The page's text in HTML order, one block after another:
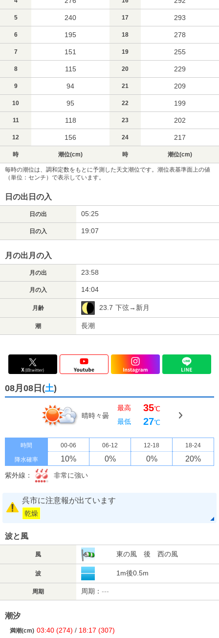
5 240 17 293
6 195 18 278
7 151 19 255
8 115 20 229
9 94 21 209
10 95 22 199
11 118 23 202
12 156 24 217
時 潮位(cm) 時 潮位(cm)
毎時の潮位は、調和定数をもとに予測した天文潮位です。潮位表基準面上の値
（単位：センチ）で表示しています。
日の出日の入
日の出 05:25
日の入 19:07
月の出月の入
月の出 23:58
月の入 14:04
月齢 23.7 下弦→新月
潮 長潮
08月08日(土)
晴時々曇
最高 35℃
最低
27℃
時間 00-06 06-12 12-18 18-24
降水確率 10% 0% 0% 20%
紫外線： 非常に強い
呉市に注意報が出ています
乾燥
波と風
風 東の風 後 西の風
波 1m後0.5m
周期 周期： ---
潮汐
満潮(cm) 03:40 (274) / 18:17 (307)